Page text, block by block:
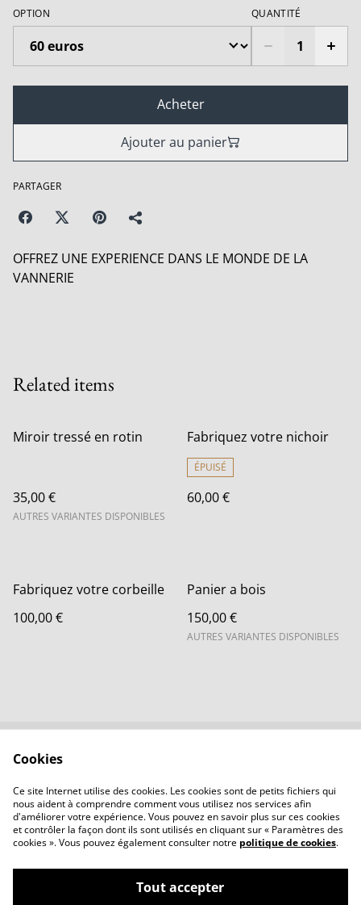
OPTION QUANTITÉ
Acheter
Ajouter au panier
PARTAGER
OFFREZ UNE EXPERIENCE DANS LE MONDE DE LA
VANNERIE
Related items
Miroir tressé en rotin
35,00 €
AUTRES VARIANTES DISPONIBLES
Fabriquez votre nichoir
ÉPUISÉ
60,00 €
Fabriquez votre corbeille
100,00 €
Panier a bois
150,00 €
AUTRES VARIANTES DISPONIBLES
Politique de
confidentialité
Politique de cookies
Cookies
Ce site Internet utilise des cookies. Les cookies sont de petits fichiers qui
nous aident à comprendre comment vous utilisez nos services afin
d'améliorer votre expérience. Vous pouvez en savoir plus sur ces cookies
et contrôler la façon dont ils sont utilisés en cliquant sur « Paramètres des
cookies ». Vous pouvez également consulter notre politique de cookies.
Tout accepter